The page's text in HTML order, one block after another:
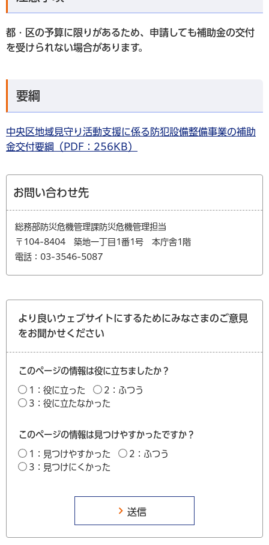
都・区の予算に限りがあるため、申請しても補助金の交付
を受けられない場合があります。
要綱
中央区地域見守り活動支援に係る防犯設備整備事業の補助
金交付要綱（PDF：256KB）
お問い合わせ先
総務部防災危機管理課防災危機管理担当
〒104-8404 築地一丁目1番1号 本庁舎1階
電話：03-3546-5087
より良いウェブサイトにするためにみなさまのご意見
をお聞かせください
このページの情報は役に立ちましたか？
1：役に立った
2：ふつう
3：役に立たなかった
このページの情報は見つけやすかったですか？
1：見つけやすかった
2：ふつう
3：見つけにくかった